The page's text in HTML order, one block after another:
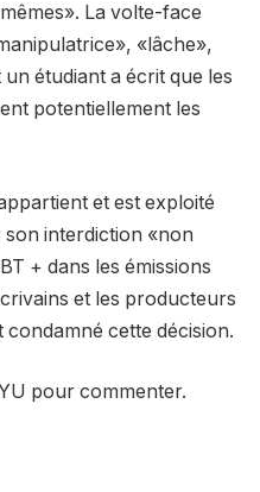
La volte-face
«lâche»,
étudiant a écrit que les
potentiellement les
et est exploité
son interdiction «non
+ dans les émissions
et les producteurs
cette décision.
pour commenter.